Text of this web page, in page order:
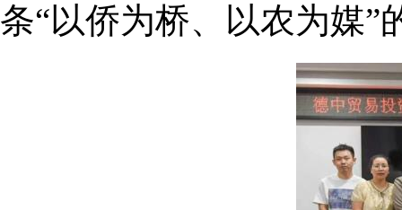
条“以侨为桥、以农为媒”